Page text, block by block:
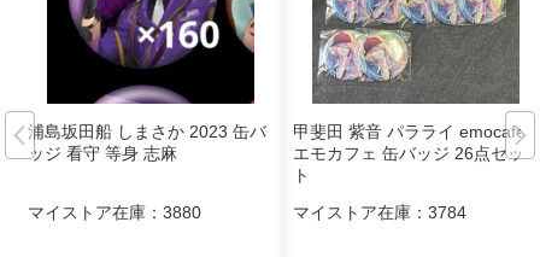
浦島坂田船 しまさか 2023 缶バ
ッジ 看守 等身 志麻
マイストア在庫： 3880
甲斐田 紫音 パラライ emocafe
エモカフェ 缶バッジ 26点セッ
ト
マイストア在庫： 3784